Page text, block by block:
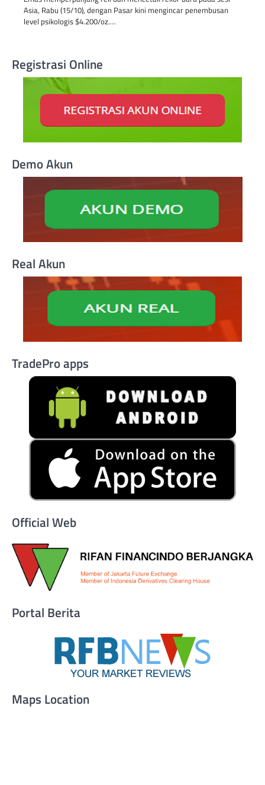
Asia, Rabu (15/10), dengan Pasar kini mengincar penembusan
level psikologis $4.200/oz.…
Registrasi Online
Demo Akun
Real Akun
TradePro apps
Official Web
Portal Berita
Maps Location